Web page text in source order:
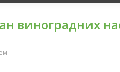
виноградних